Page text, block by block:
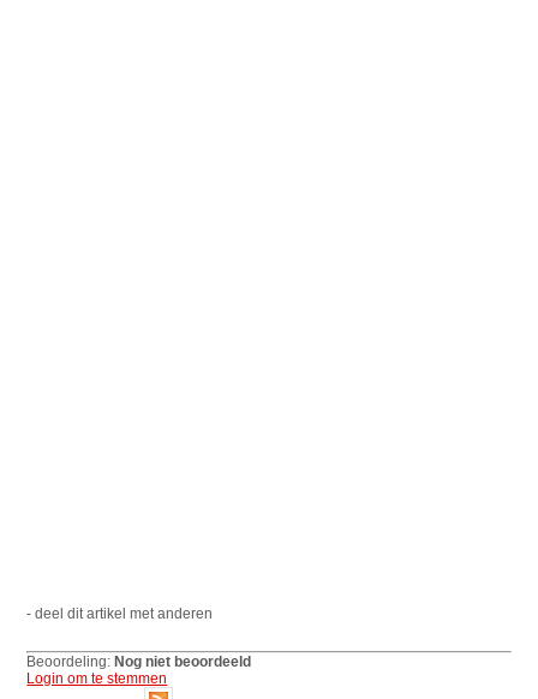
- deel dit artikel met anderen
Beoordeling: Nog niet beoordeeld
Login om te stemmen